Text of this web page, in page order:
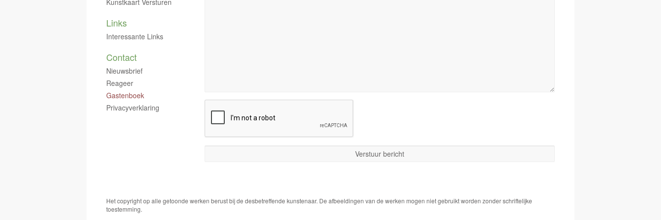
Kunstkaart Versturen
Links
Interessante Links
Contact
Nieuwsbrief
Reageer
Gastenboek
Privacyverklaring
Het copyright op alle getoonde werken berust bij de desbetreffende kunstenaar. De afbeeldingen van de werken mogen niet gebruikt worden zonder schriftelijke
toestemming.